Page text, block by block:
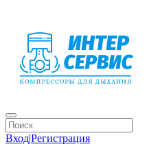
Вход|Регистрация